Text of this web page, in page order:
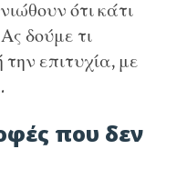
ότι κάτι
δούμε τι
επιτυχία, με
που δεν